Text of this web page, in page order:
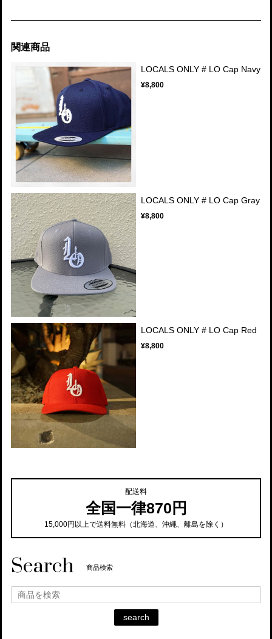
関連商品
LOCALS ONLY # LO Cap Navy
¥8,800
LOCALS ONLY # LO Cap Gray
¥8,800
LOCALS ONLY # LO Cap Red
¥8,800
配送料
全国一律870円
15,000円以上で送料無料（北海道、沖繩、離島を除く）
Search 商品検索
search